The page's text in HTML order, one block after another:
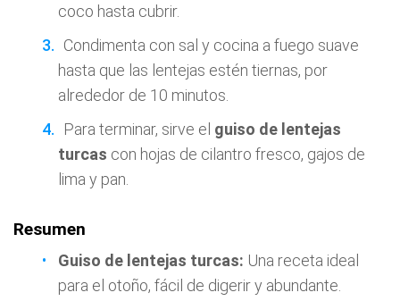
coco hasta cubrir.
Condimenta con sal y cocina a fuego suave
hasta que las lentejas estén tiernas, por
alrededor de 10 minutos.
Para terminar, sirve el guiso de lentejas
turcas con hojas de cilantro fresco, gajos de
lima y pan.
Resumen
Guiso de lentejas turcas: Una receta ideal
para el otoño, fácil de digerir y abundante.